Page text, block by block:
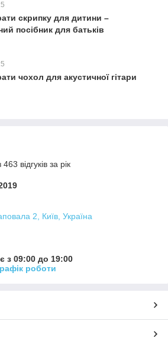
скрипку для дитини –
посібник для батьків
чохол для акустичної гітари
відгуків за рік
2, Київ, Україна
з 09:00 до 19:00
роботи